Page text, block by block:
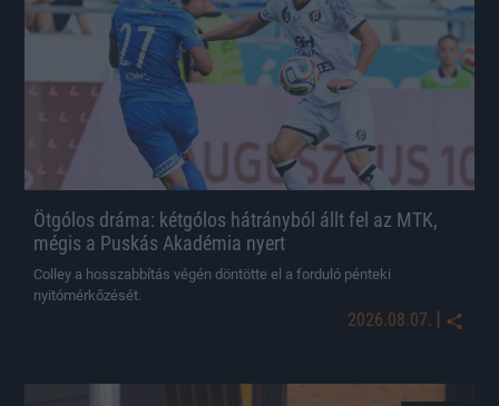
Ötgólos dráma: kétgólos hátrányból állt fel az MTK,
mégis a Puskás Akadémia nyert
Colley a hosszabbítás végén döntötte el a forduló pénteki
nyitómérkőzését.
2026.08.07. |